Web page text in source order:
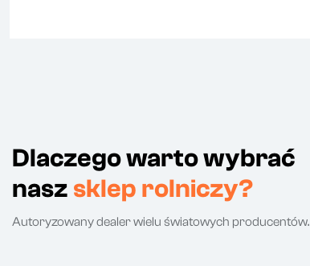
Dlaczego warto wybrać
nasz sklep rolniczy?
Autoryzowany dealer wielu światowych producentów.